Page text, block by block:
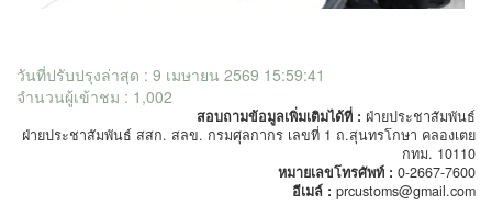
วันที่ปรับปรุงล่าสุด : 9 เมษายน 2569 15:59:41
จำนวนผู้เข้าชม : 1,002
สอบถามข้อมูลเพิ่มเติมได้ที่ : ฝ่ายประชาสัมพันธ์
ฝ่ายประชาสัมพันธ์ สสก. สลข. กรมศุลกากร เลขที่ 1 ถ.สุนทรโกษา คลองเตย
กทม. 10110
หมายเลขโทรศัพท์ : 0-2667-7600
อีเมล์ : prcustoms@gmail.com